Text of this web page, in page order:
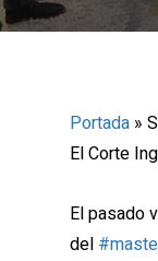
Portada »
El Corte
El pasado
del